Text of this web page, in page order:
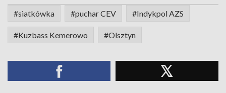
#siatkówka #puchar CEV #Indykpol AZS
#Kuzbass Kemerowo #Olsztyn